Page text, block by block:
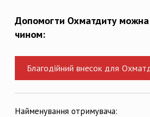
Допомогти Охматдиту
чином:
Благодійний внесок для
Найменування отримувача: